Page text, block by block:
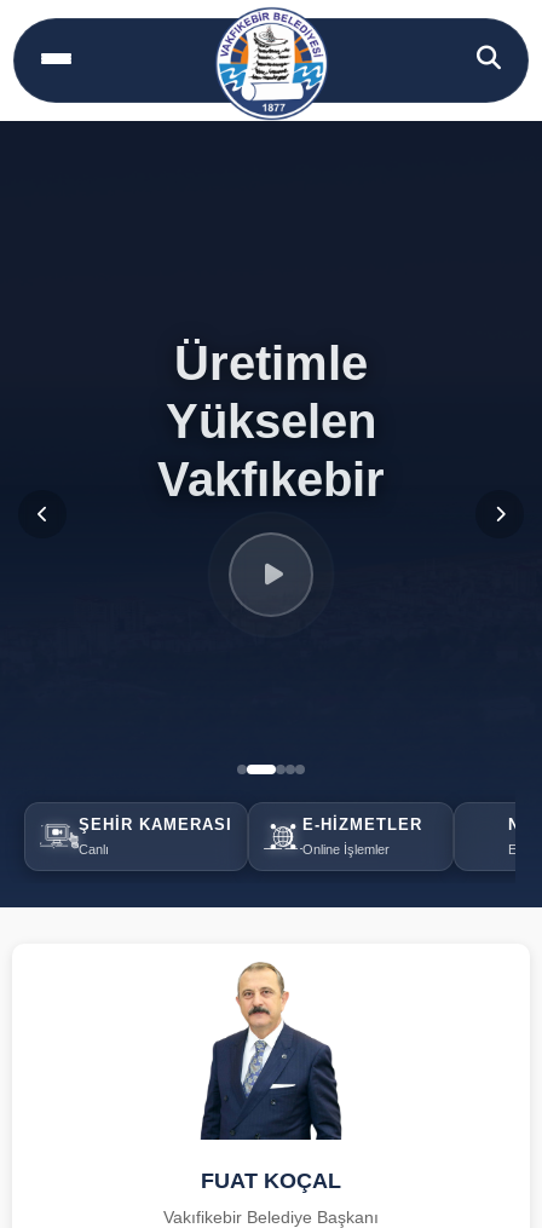
Üretimle
Yükselen
Vakfıkebir
Üretimle
Yükselen
Vakfıkebir
ŞEHIR KAMERASI
Canlı
E-HIZMETLER
Online İşlemler
FUAT KOÇAL
Vakıfikebir Belediye Başkanı